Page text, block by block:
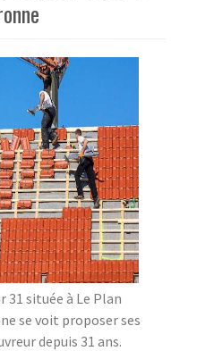
31 située à Le Plan
se voit proposer ses
depuis 31 ans.